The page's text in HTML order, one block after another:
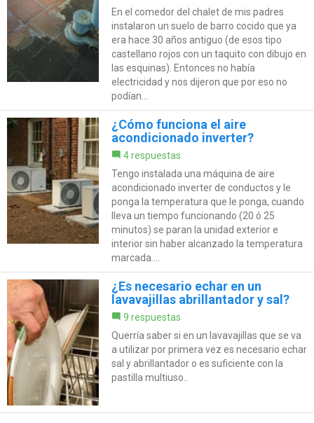
En el comedor del chalet de mis padres
instalaron un suelo de barro cocido que ya
era hace 30 años antiguo (de esos tipo
castellano rojos con un taquito con dibujo en
las esquinas). Entonces no había
electricidad y nos dijeron que por eso no
podían...
¿Cómo funciona el aire
acondicionado inverter?
4 respuestas
Tengo instalada una máquina de aire
acondicionado inverter de conductos y le
ponga la temperatura que le ponga, cuando
lleva un tiempo funcionando (20 ó 25
minutos) se paran la unidad exterior e
interior sin haber alcanzado la temperatura
marcada....
¿Es necesario echar en un
lavavajillas abrillantador y sal?
9 respuestas
Querría saber si en un lavavajillas que se va
a utilizar por primera vez es necesario echar
sal y abrillantador o es suficiente con la
pastilla multiuso..